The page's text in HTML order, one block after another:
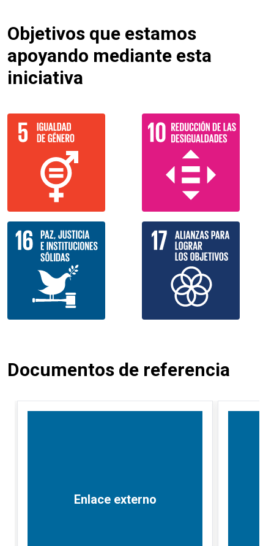
Objetivos que estamos
apoyando mediante esta
iniciativa
Documentos de referencia
Enlace externo